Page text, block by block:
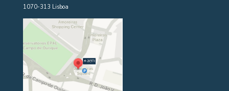
1070-313 Lisboa